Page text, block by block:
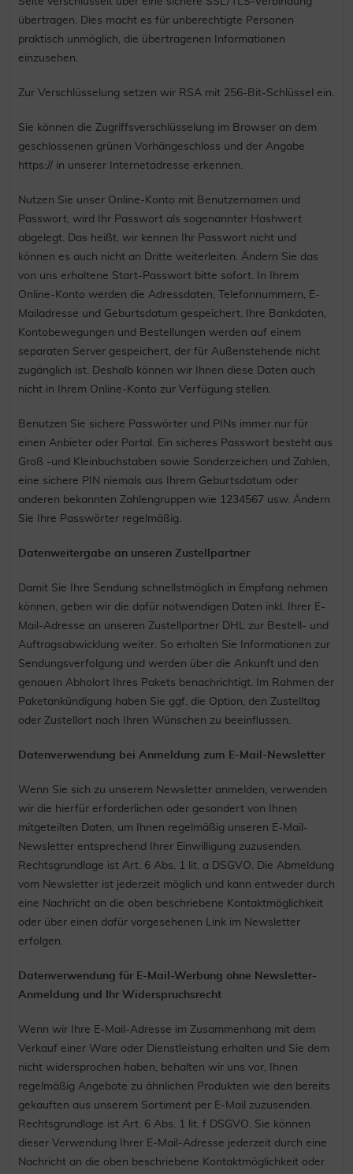
übertragen. Dies macht es für unberechtigte Personen
praktisch unmöglich, die übertragenen Informationen
einzusehen.
Zur Verschlüsselung setzen wir RSA mit 256-Bit-Schlüssel ein.
Sie können die Zugriffsverschlüsselung im Browser an dem
geschlossenen grünen Vorhängeschloss und der Angabe
https:// in unserer Internetadresse erkennen.
Nutzen Sie unser Online-Konto mit Benutzernamen und
Passwort, wird Ihr Passwort als sogenannter Hashwert
abgelegt. Das heißt, wir kennen Ihr Passwort nicht und
können es auch nicht an Dritte weiterleiten. Ändern Sie das
von uns erhaltene Start-Passwort bitte sofort. In Ihrem
Online-Konto werden die Adressdaten, Telefonnummern, E-
Mailadresse und Geburtsdatum gespeichert. Ihre Bankdaten,
Kontobewegungen und Bestellungen werden auf einem
separaten Server gespeichert, der für Außenstehende nicht
zugänglich ist. Deshalb können wir Ihnen diese Daten auch
nicht in Ihrem Online-Konto zur Verfügung stellen.
Benutzen Sie sichere Passwörter und PINs immer nur für
einen Anbieter oder Portal. Ein sicheres Passwort besteht aus
Groß -und Kleinbuchstaben sowie Sonderzeichen und Zahlen,
eine sichere PIN niemals aus Ihrem Geburtsdatum oder
anderen bekannten Zahlengruppen wie 1234567 usw. Ändern
Sie Ihre Passwörter regelmäßig.
Datenweitergabe an unseren Zustellpartner
Damit Sie Ihre Sendung schnellstmöglich in Empfang nehmen
können, geben wir die dafür notwendigen Daten inkl. Ihrer E-
Mail-Adresse an unseren Zustellpartner DHL zur Bestell- und
Auftragsabwicklung weiter. So erhalten Sie Informationen zur
Sendungsverfolgung und werden über die Ankunft und den
genauen Abholort Ihres Pakets benachrichtigt. Im Rahmen der
Paketankündigung haben Sie ggf. die Option, den Zustelltag
oder Zustellort nach Ihren Wünschen zu beeinflussen.
Datenverwendung bei Anmeldung zum E-Mail-Newsletter
Wenn Sie sich zu unserem Newsletter anmelden, verwenden
wir die hierfür erforderlichen oder gesondert von Ihnen
mitgeteilten Daten, um Ihnen regelmäßig unseren E-Mail-
Newsletter entsprechend Ihrer Einwilligung zuzusenden.
Rechtsgrundlage ist Art. 6 Abs. 1 lit. a DSGVO. Die Abmeldung
vom Newsletter ist jederzeit möglich und kann entweder durch
eine Nachricht an die oben beschriebene Kontaktmöglichkeit
oder über einen dafür vorgesehenen Link im Newsletter
erfolgen.
Datenverwendung für E-Mail-Werbung ohne Newsletter-
Anmeldung und Ihr Widerspruchsrecht
Wenn wir Ihre E-Mail-Adresse im Zusammenhang mit dem
Verkauf einer Ware oder Dienstleistung erhalten und Sie dem
nicht widersprochen haben, behalten wir uns vor, Ihnen
regelmäßig Angebote zu ähnlichen Produkten wie den bereits
gekauften aus unserem Sortiment per E-Mail zuzusenden.
Rechtsgrundlage ist Art. 6 Abs. 1 lit. f DSGVO. Sie können
dieser Verwendung Ihrer E-Mail-Adresse jederzeit durch eine
Nachricht an die oben beschriebene Kontaktmöglichkeit oder